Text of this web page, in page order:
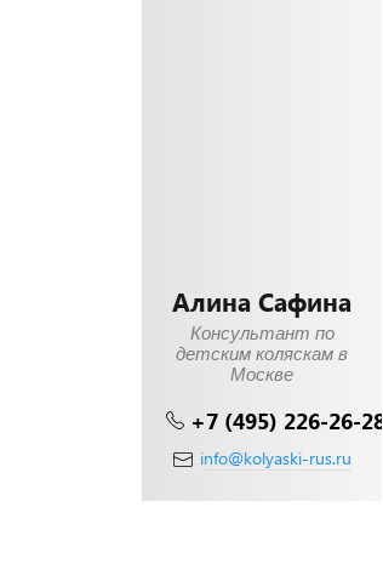
Алина Сафина
Консультант по
детским коляскам в
Москве
+7 (495) 226-26-28
info@kolyaski-rus.ru